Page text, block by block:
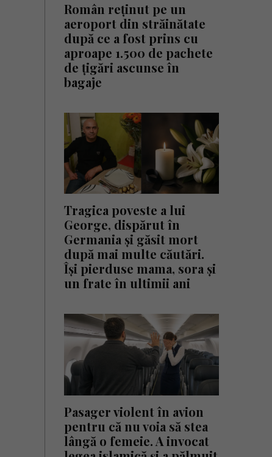
Român reținut pe un
aeroport din străinătate
după ce a fost prins cu
aproape 1.500 de pachete
de țigări ascunse în
bagaje
Tragica poveste a lui
George, dispărut în
Germania și găsit mort
după mai multe căutări.
Își pierduse mama, sora și
un frate în ultimii ani
Pasager violent în avion
pentru că nu voia să stea
lângă o femeie. A invocat